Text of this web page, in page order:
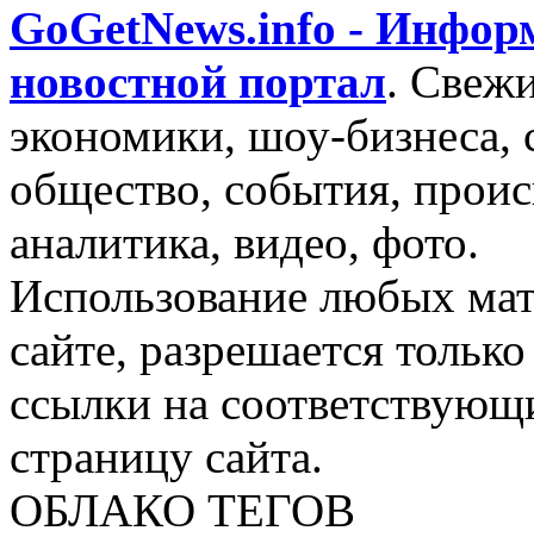
GoGetNews.info -
новостной портал.
экономики, шоу-бизнеса,
общество, события,
аналитика, видео, фото.
Использование любых
сайте, разрешается
ссылки на
страницу сайта.
ОБЛАКО ТЕГОВ